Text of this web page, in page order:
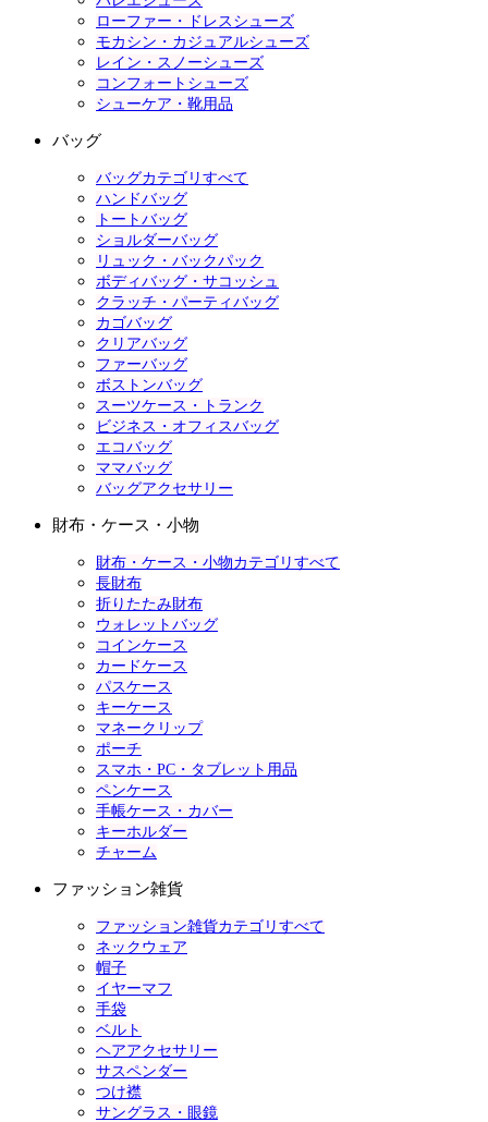
ローファー・ドレスシューズ
モカシン・カジュアルシューズ
レイン・スノーシューズ
コンフォートシューズ
シューケア・靴用品
バッグ
バッグカテゴリすべて
ハンドバッグ
トートバッグ
ショルダーバッグ
リュック・バックパック
ボディバッグ・サコッシュ
クラッチ・パーティバッグ
カゴバッグ
クリアバッグ
ファーバッグ
ボストンバッグ
スーツケース・トランク
ビジネス・オフィスバッグ
エコバッグ
ママバッグ
バッグアクセサリー
財布・ケース・小物
財布・ケース・小物カテゴリすべて
長財布
折りたたみ財布
ウォレットバッグ
コインケース
カードケース
パスケース
キーケース
マネークリップ
ポーチ
スマホ・PC・タブレット用品
ペンケース
手帳ケース・カバー
キーホルダー
チャーム
ファッション雑貨
ファッション雑貨カテゴリすべて
ネックウェア
帽子
イヤーマフ
手袋
ベルト
ヘアアクセサリー
サスペンダー
つけ襟
サングラス・眼鏡